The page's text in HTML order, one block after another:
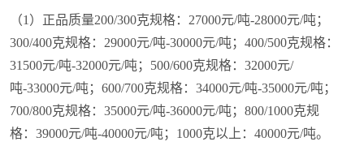
（1）正品质量200/300克规格：27000元/吨-28000元/吨；
300/400克规格：29000元/吨-30000元/吨；400/500克规格：
31500元/吨-32000元/吨；500/600克规格：32000元/
吨-33000元/吨；600/700克规格：34000元/吨-35000元/吨；
700/800克规格：35000元/吨-36000元/吨；800/1000克规
格：39000元/吨-40000元/吨；1000克以上：40000元/吨。